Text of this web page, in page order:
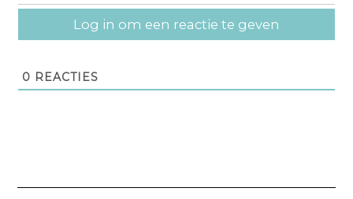
Log in om een reactie te geven
0 REACTIES